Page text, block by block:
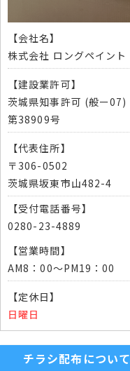
【会社名】
株式会社 ロングペイント
【建設業許可】
茨城県知事許可 (般ー07)
第38909号
【代表住所】
〒306-0502
茨城県坂東市山482-4
【受付電話番号】
0280-23-4889
【営業時間】
AM8：00～PM19：00
【定休日】
日曜日
チラシ配布について